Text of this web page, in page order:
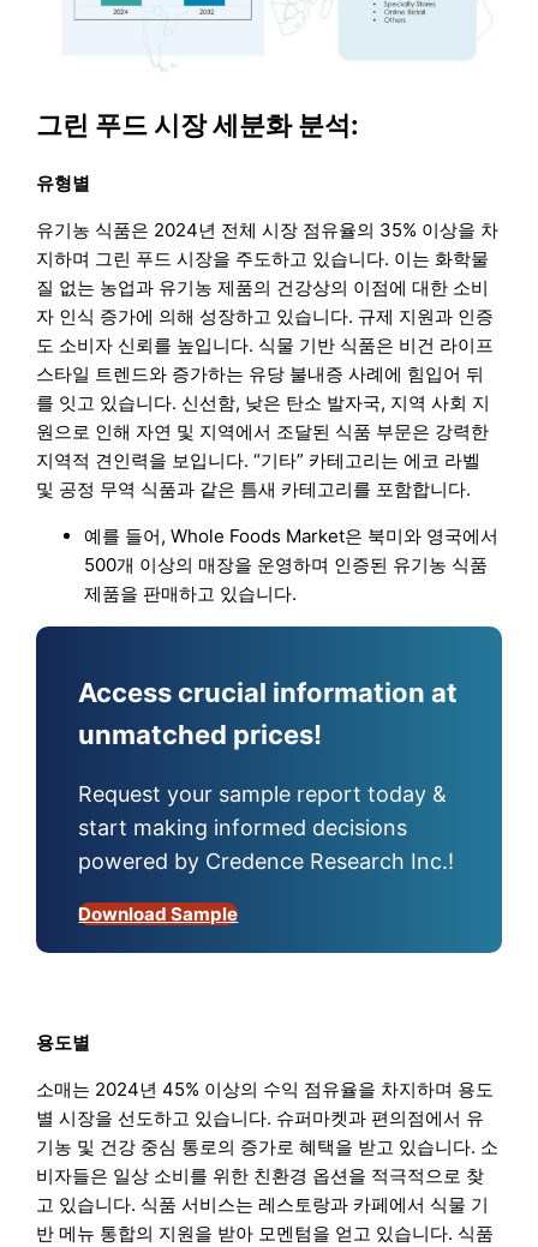
그린 푸드 시장 세분화 분석:
유형별
유기농 식품은 2024년 전체 시장 점유율의 35% 이상을 차
지하며 그린 푸드 시장을 주도하고 있습니다. 이는 화학물
질 없는 농업과 유기농 제품의 건강상의 이점에 대한 소비
자 인식 증가에 의해 성장하고 있습니다. 규제 지원과 인증
도 소비자 신뢰를 높입니다. 식물 기반 식품은 비건 라이프
스타일 트렌드와 증가하는 유당 불내증 사례에 힘입어 뒤
를 잇고 있습니다. 신선함, 낮은 탄소 발자국, 지역 사회 지
원으로 인해 자연 및 지역에서 조달된 식품 부문은 강력한
지역적 견인력을 보입니다. “기타” 카테고리는 에코 라벨
및 공정 무역 식품과 같은 틈새 카테고리를 포함합니다.
예를 들어, Whole Foods Market은 북미와 영국에서
500개 이상의 매장을 운영하며 인증된 유기농 식품
제품을 판매하고 있습니다.
Access crucial information at
unmatched prices!
Request your sample report today &
start making informed decisions
powered by Credence Research Inc.!
Download Sample
용도별
소매는 2024년 45% 이상의 수익 점유율을 차지하며 용도
별 시장을 선도하고 있습니다. 슈퍼마켓과 편의점에서 유
기농 및 건강 중심 통로의 증가로 혜택을 받고 있습니다. 소
비자들은 일상 소비를 위한 친환경 옵션을 적극적으로 찾
고 있습니다. 식품 서비스는 레스토랑과 카페에서 식물 기
반 메뉴 통합의 지원을 받아 모멘텀을 얻고 있습니다. 식품